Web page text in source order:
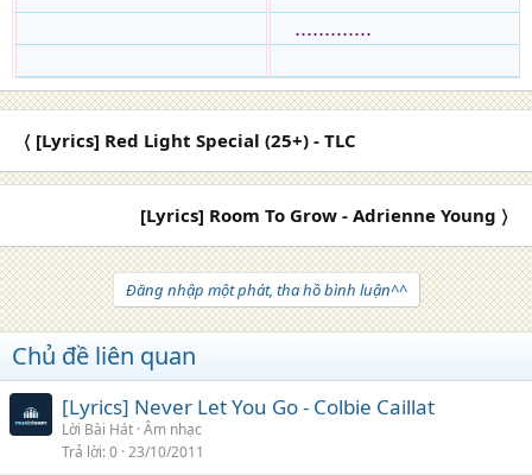
.............
〈 [Lyrics] Red Light Special (25+) - TLC
[Lyrics] Room To Grow - Adrienne Young 〉
Đăng nhập một phát, tha hồ bình luận^^
Chủ đề liên quan
[Lyrics] Never Let You Go - Colbie Caillat
Lời Bài Hát Âm nhạc
Trả lời 0 23/10/2011